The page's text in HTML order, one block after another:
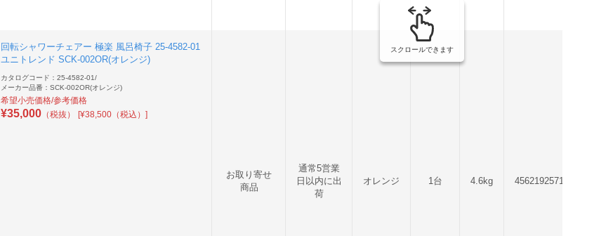
回転シャワーチェアー 極楽 風呂椅子 25-4582-01
ユニトレンド SCK-002OR(オレンジ)
カタログコード：25-4582-01/
メーカー品番：SCK-002OR(オレンジ)
希望小売価格/参考価格
¥35,000 （税抜） [¥38,500（税込）]
お取り寄せ
商品
通常5営業
日以内に出
荷
オレンジ 1台 4.6kg 4562192571479
スクロールできます